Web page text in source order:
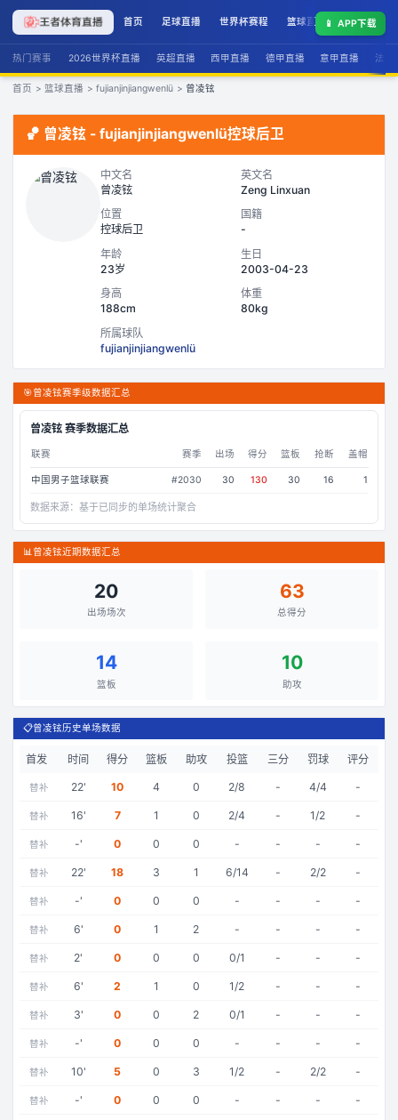
首页 足球直播 世界杯赛程 篮球直播 联赛积分
📱 APP下载
热门赛事 2026世界杯直播 英超直播 西甲直播 德甲直播 意甲直播 法甲
首页 > 篮球直播 > fujianjinjiangwenlü > 曾凌铉
🏀 曾凌铉 - fujianjinjiangwenlü控球后卫
中文名
曾凌铉
英文名
Zeng Linxuan
位置
控球后卫
国籍
-
年龄
23岁
生日
2003-04-23
身高
188cm
体重
80kg
所属球队
fujianjinjiangwenlü
🎯曾凌铉赛季级数据汇总
曾凌铉赛季数据汇总
联赛 赛季 出场 得分 篮板 抢断 盖帽
中国男子篮球联赛 #2030 30 130 30 16 1
数据来源： 基于已同步的单场统计聚合
📊曾凌铉近期数据汇总
20
出场场次
63
总得分
14
篮板
10
助攻
📋曾凌铉历史单场数据
首发 时间 得分 篮板 助攻 投篮 三分 罚球 评分
替补 22' 10 4 0 2/8 - 4/4 -
替补 16' 7 1 0 2/4 - 1/2 -
替补 -' 0 0 0 - - - -
替补 22' 18 3 1 6/14 - 2/2 -
替补 -' 0 0 0 - - - -
替补 6' 0 1 2 - - - -
替补 2' 0 0 0 0/1 - - -
替补 6' 2 1 0 1/2 - - -
替补 3' 0 0 2 0/1 - - -
替补 -' 0 0 0 - - - -
替补 10' 5 0 3 1/2 - 2/2 -
替补 -' 0 0 0 - - - -